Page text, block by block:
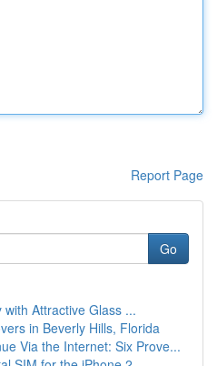
Report Page
Go
Attractive Glass ...
in Beverly Hills, Florida
Via the Internet: Six Prove...